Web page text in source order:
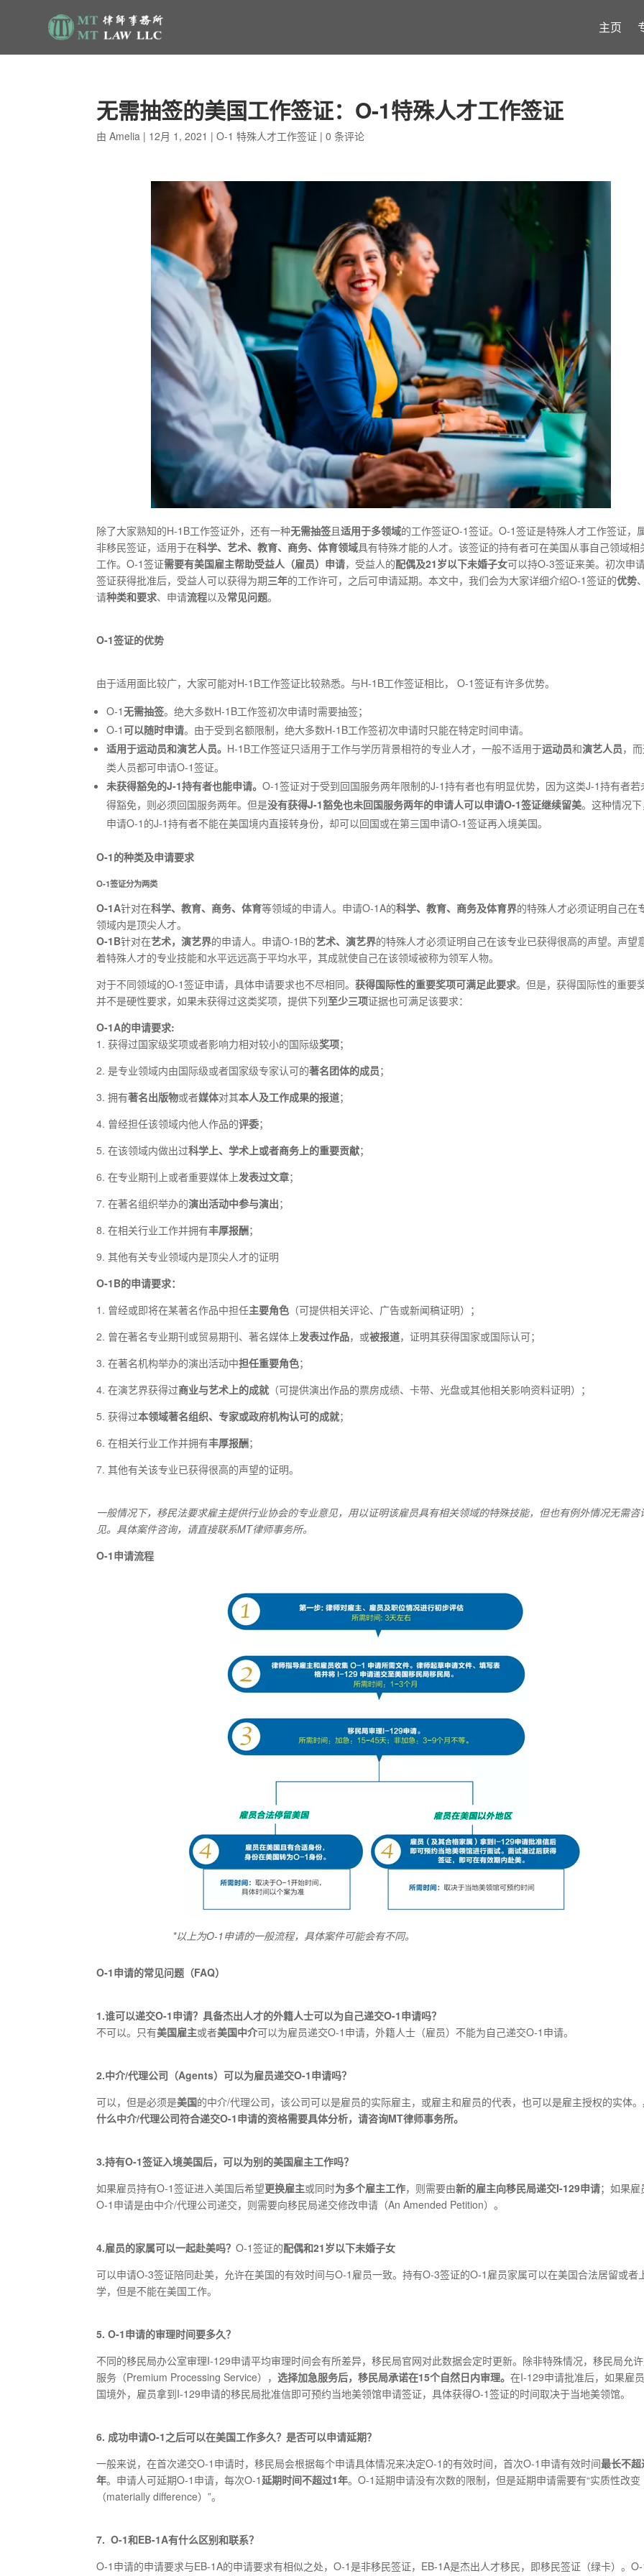
主页
无需抽签的美国工作签证：O-1特殊人才工作签证
由Amelia | 12月 1, 2021 |O-1 特殊人才工作签证 |0 条评论
除了大家熟知的H-1B工作签证外，还有一种无需抽签且适用于多领域的工作签证O-1签证。O-1签证是特殊人才工作签证，
非移民签证，适用于在科学、艺术、教育、商务、体育领域具有特殊才能的人才。该签证的持有者可在美国从事自己领域相
工作。O-1签证需要有美国雇主帮助受益人（雇员）申请，受益人的配偶及21岁以下未婚子女可以持O-3签证来美。初次申
签证获得批准后，受益人可以获得为期三年的工作许可，之后可申请延期。本文中，我们会为大家详细介绍O-1签证的优势
请种类和要求、申请流程以及常见问题。
O-1签证的优势
由于适用面比较广，大家可能对H-1B工作签证比较熟悉。与H-1B工作签证相比， O-1签证有许多优势。
O-1无需抽签。绝大多数H-1B工作签初次申请时需要抽签；
O-1可以随时申请。由于受到名额限制，绝大多数H-1B工作签初次申请时只能在特定时间申请。
适用于运动员和演艺人员。 H-1B工作签证只适用于工作与学历背景相符的专业人才，一般不适用于运动员和演艺人员，
类人员都可申请O-1签证。
未获得豁免的J-1持有者也能申请。O-1签证对于受到回国服务两年限制的J-1持有者也有明显优势，因为这类J-1持有者若
得豁免，则必须回国服务两年。但是没有获得J-1豁免也未回国服务两年的申请人可以申请O-1签证继续留美。这种情况
申请O-1的J-1持有者不能在美国境内直接转身份，却可以回国或在第三国申请O-1签证再入境美国。
O-1的种类及申请要求
O-1签证分为两类
O-1A针对在科学、教育、商务、体育等领域的申请人。申请O-1A的科学、教育、 商务及体育界的特殊人才必须证明自己在
领域内是顶尖人才。
O-1B针对在艺术，演艺界的申请人。申请O-1B的艺术、演艺界的特殊人才必须证明自己在该专业已获得很高的声望。声望
着特殊人才的专业技能和水平远远高于平均水平，其成就使自己在该领域被称为领军人物。
对于不同领域的O-1签证申请，具体申请要求也不尽相同。获得国际性的重要奖项可满足此要求。但是，获得国际性的重要
并不是硬性要求，如果未获得过这类奖项，提供下列至少三项证据也可满足该要求：
O-1A的申请要求:
1. 获得过国家级奖项或者影响力相对较小的国际级奖项；
2. 是专业领域内由国际级或者国家级专家认可的著名团体的成员；
3. 拥有著名出版物或者媒体对其本人及工作成果的报道；
4. 曾经担任该领域内他人作品的评委；
5. 在该领域内做出过科学上、学术上或者商务上的重要贡献；
6. 在专业期刊上或者重要媒体上发表过文章；
7. 在著名组织举办的演出活动中参与演出；
8. 在相关行业工作并拥有丰厚报酬；
9. 其他有关专业领域内是顶尖人才的证明
O-1B的申请要求：
1. 曾经或即将在某著名作品中担任主要角色 （可提供相关评论、广告或新闻稿证明）；
2. 曾在著名专业期刊或贸易期刊、著名媒体上发表过作品，或被报道，证明其获得国家或国际认可；
3. 在著名机构举办的演出活动中担任重要角色；
4. 在演艺界获得过商业与艺术上的成就 （可提供演出作品的票房成绩、卡带、光盘或其他相关影响资料证明）；
5. 获得过本领域著名组织、专家或政府机构认可的成就；
6. 在相关行业工作并拥有丰厚报酬；
7. 其他有关该专业已获得很高的声望的证明。
一般情况下，移民法要求雇主提供行业协会的专业意见，用以证明该雇员具有相关领域的特殊技能，但也有例外情况无需咨
见。具体案件咨询，请直接联系MT律师事务所。
O-1申请流程
*以上为O-1申请的一般流程，具体案件可能会有不同。
O-1申请的常见问题（FAQ）
1.谁可以递交O-1申请？具备杰出人才的外籍人士可以为自己递交O-1申请吗？
不可以。只有美国雇主或者美国中介可以为雇员递交O-1申请，外籍人士（雇员）不能为自己递交O-1申请。
2.中介/代理公司（Agents）可以为雇员递交O-1申请吗？
可以，但是必须是美国的中介/代理公司，该公司可以是雇员的实际雇主，或雇主和雇员的代表，也可以是雇主授权的实体。
什么中介/代理公司符合递交O-1申请的资格需要具体分析，请咨询MT律师事务所。
3.持有O-1签证入境美国后，可以为别的美国雇主工作吗？
如果雇员持有O-1签证进入美国后希望更换雇主或同时为多个雇主工作，则需要由新的雇主向移民局递交I-129申请；如果雇
O-1申请是由中介/代理公司递交，则需要向移民局递交修改申请（An Amended Petition）。
4.雇员的家属可以一起赴美吗？O-1签证的配偶和21岁以下未婚子女
可以申请O-3签证陪同赴美，允许在美国的有效时间与O-1雇员一致。持有O-3签证的O-1雇员家属可以在美国合法居留或者
学，但是不能在美国工作。
5. O-1申请的审理时间要多久？
不同的移民局办公室审理I-129申请平均审理时间会有所差异，移民局官网对此数据会定时更新。除非特殊情况，移民局允
服务（Premium Processing Service），选择加急服务后，移民局承诺在15个自然日内审理。在I-129申请批准后，如果雇
国境外，雇员拿到I-129申请的移民局批准信即可预约当地美领馆申请签证，具体获得O-1签证的时间取决于当地美领馆。
6. 成功申请O-1之后可以在美国工作多久？是否可以申请延期？
一般来说，在首次递交O-1申请时，移民局会根据每个申请具体情况来决定O-1的有效时间，首次O-1申请有效时间最长不
年。申请人可延期O-1申请，每次O-1延期时间不超过1年。O-1延期申请没有次数的限制，但是延期申请需要有“实质性改变
（materially difference）”。
7. O-1和EB-1A有什么区别和联系？
O-1申请的申请要求与EB-1A的申请要求有相似之处，O-1是非移民签证，EB-1A是杰出人才移民，即移民签证（绿卡）。